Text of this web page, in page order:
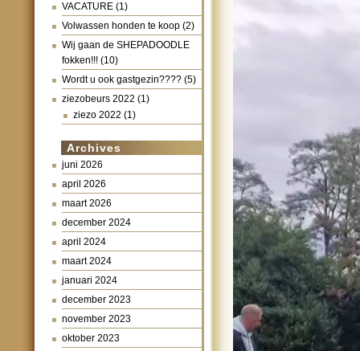
VACATURE (1)
Volwassen honden te koop (2)
Wij gaan de SHEPADOODLE
fokken!!! (10)
Wordt u ook gastgezin???? (5)
ziezobeurs 2022 (1)
ziezo 2022 (1)
Archives
juni 2026
april 2026
maart 2026
december 2024
april 2024
maart 2024
januari 2024
december 2023
november 2023
oktober 2023